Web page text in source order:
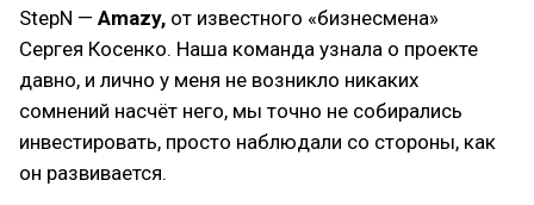
StepN — Amazy, от известного «бизнесмена»
Сергея Косенко. Наша команда узнала о проекте
давно, и лично у меня не возникло никаких
сомнений насчёт него, мы точно не собирались
инвестировать, просто наблюдали со стороны, как
он развивается.